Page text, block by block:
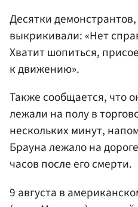
Десятки
выкрикивали: «Нет
Хватит шопиться,
к движению».
Также сообщается, что
лежали на полу в
нескольких минут,
Брауна лежало на
часов после его смерти.
9 августа в